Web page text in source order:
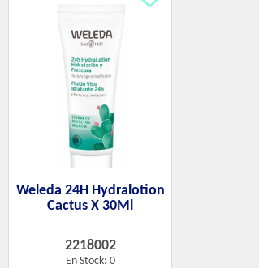
Weleda 24H Hydralotion
Cactus X 30Ml
2218002
En Stock: 0